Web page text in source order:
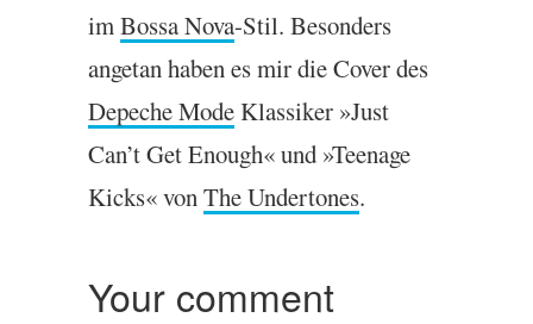
imBossa Nova-Stil. Beson­ders
anget­an haben es mir die Cov­er des
Depeche ModeKlassiker »Just
Can­’t Get Enough« und »Teen­age
Kicks« vonThe Under­tones.
Your comment